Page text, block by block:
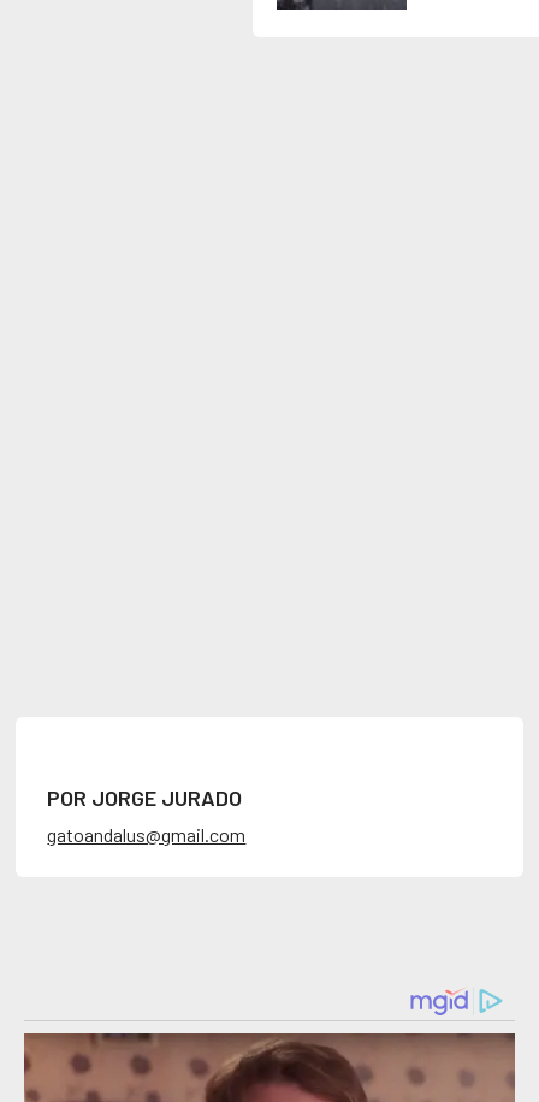
POR JORGE JURADO
gatoandalus@gmail.com